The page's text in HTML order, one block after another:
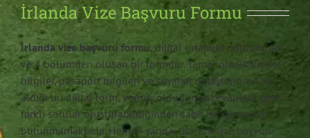
İrlanda Vize Başvuru Formu
İrlanda vize başvuru formu, dijital ortamda doldurulan
ve 4 bölümden oluşan bir formdur. Temel olarak kişisel
bilgiler, pasaport bilgileri ve seyahat detaylarınızın yer
aldığı bu dijital form, vermiş olduğunuz cevaplara göre
farklı sorular oluşturabildiğinden sabit bir soru adeti
bulunmamaktadır. Hemen yanda, İrlanda vize başvuru